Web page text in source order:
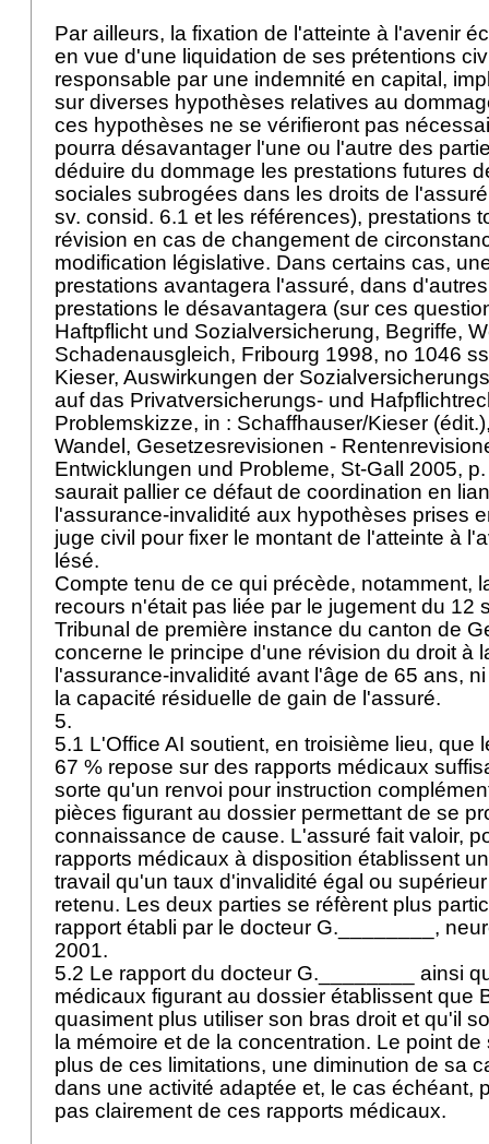
Par ailleurs, la fixation de l'atteinte à l'avenir
en vue d'une liquidation de ses prétentions
responsable par une indemnité en capital,
sur diverses hypothèses relatives au
ces hypothèses ne se vérifieront pas
pourra désavantager l'une ou l'autre des
déduire du dommage les prestations futures
sociales subrogées dans les droits de
sv. consid. 6.1 et les références), prestations
révision en cas de changement de
modification législative. Dans certains cas,
prestations avantagera l'assuré, dans
prestations le désavantagera (sur ces
Haftpflicht und Sozialversicherung, Begriffe,
Schadenausgleich, Fribourg 1998, no 1046
Kieser, Auswirkungen der
auf das Privatversicherungs- und
Problemskizze, in : Schaffhauser/Kieser
Wandel, Gesetzesrevisionen -
Entwicklungen und Probleme, St-Gall 2005,
saurait pallier ce défaut de coordination en
l'assurance-invalidité aux hypothèses prises
juge civil pour fixer le montant de l'atteinte à
lésé.
Compte tenu de ce qui précède, notamment,
recours n'était pas liée par le jugement du 12
Tribunal de première instance du canton de
concerne le principe d'une révision du droit à
l'assurance-invalidité avant l'âge de 65 ans,
la capacité résiduelle de gain de l'assuré.
5.
5.1 L'Office AI soutient, en troisième lieu, que
67 % repose sur des rapports médicaux
sorte qu'un renvoi pour instruction
pièces figurant au dossier permettant de se
connaissance de cause. L'assuré fait valoir,
rapports médicaux à disposition établissent
travail qu'un taux d'invalidité égal ou
retenu. Les deux parties se réfèrent plus
rapport établi par le docteur G.________,
2001.
5.2 Le rapport du docteur G.________ ainsi
médicaux figurant au dossier établissent que
quasiment plus utiliser son bras droit et qu'il
la mémoire et de la concentration. Le point
plus de ces limitations, une diminution de sa
dans une activité adaptée et, le cas échéant,
pas clairement de ces rapports médicaux.